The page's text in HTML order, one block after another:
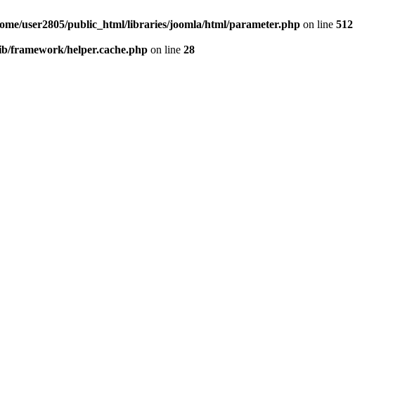
user2805/public_html/libraries/joomla/html/parameter.php on line 512
framework/helper.cache.php on line 28